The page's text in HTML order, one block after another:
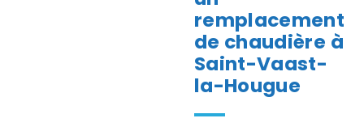
remplacement
de chaudière à
Saint-Vaast-
la-Hougue